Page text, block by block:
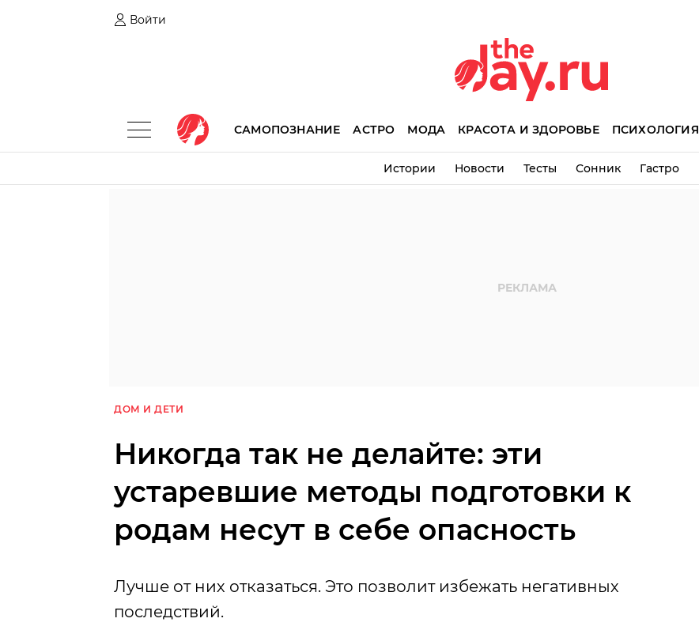
Войти
САМОПОЗНАНИЕ АСТРО МОДА КРАСОТА И ЗДОРОВЬЕ ПСИХОЛОГИЯ
Истории Новости Тесты Сонник Гастро
ДОМ И ДЕТИ
Никогда так не делайте: эти
устаревшие методы подготовки к
родам несут в себе опасность
Лучше от них отказаться. Это позволит избежать негативных
последствий.